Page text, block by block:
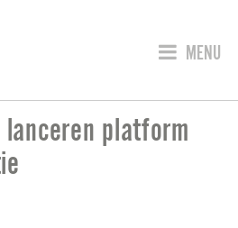
JUMP
MENU
lanceren platform